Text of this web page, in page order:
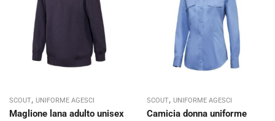
SCOUT, UNIFORME AGESCI
Maglione lana adulto unisex
SCOUT, UNIFORME AGESCI
Camicia donna uniforme